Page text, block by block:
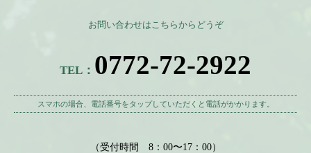
お問い合わせはこちらからどうぞ
TEL： 0772-72-2922
スマホの場合、電話番号をタップしていただくと電話がかかります。
（受付時間 8：00〜17：00）